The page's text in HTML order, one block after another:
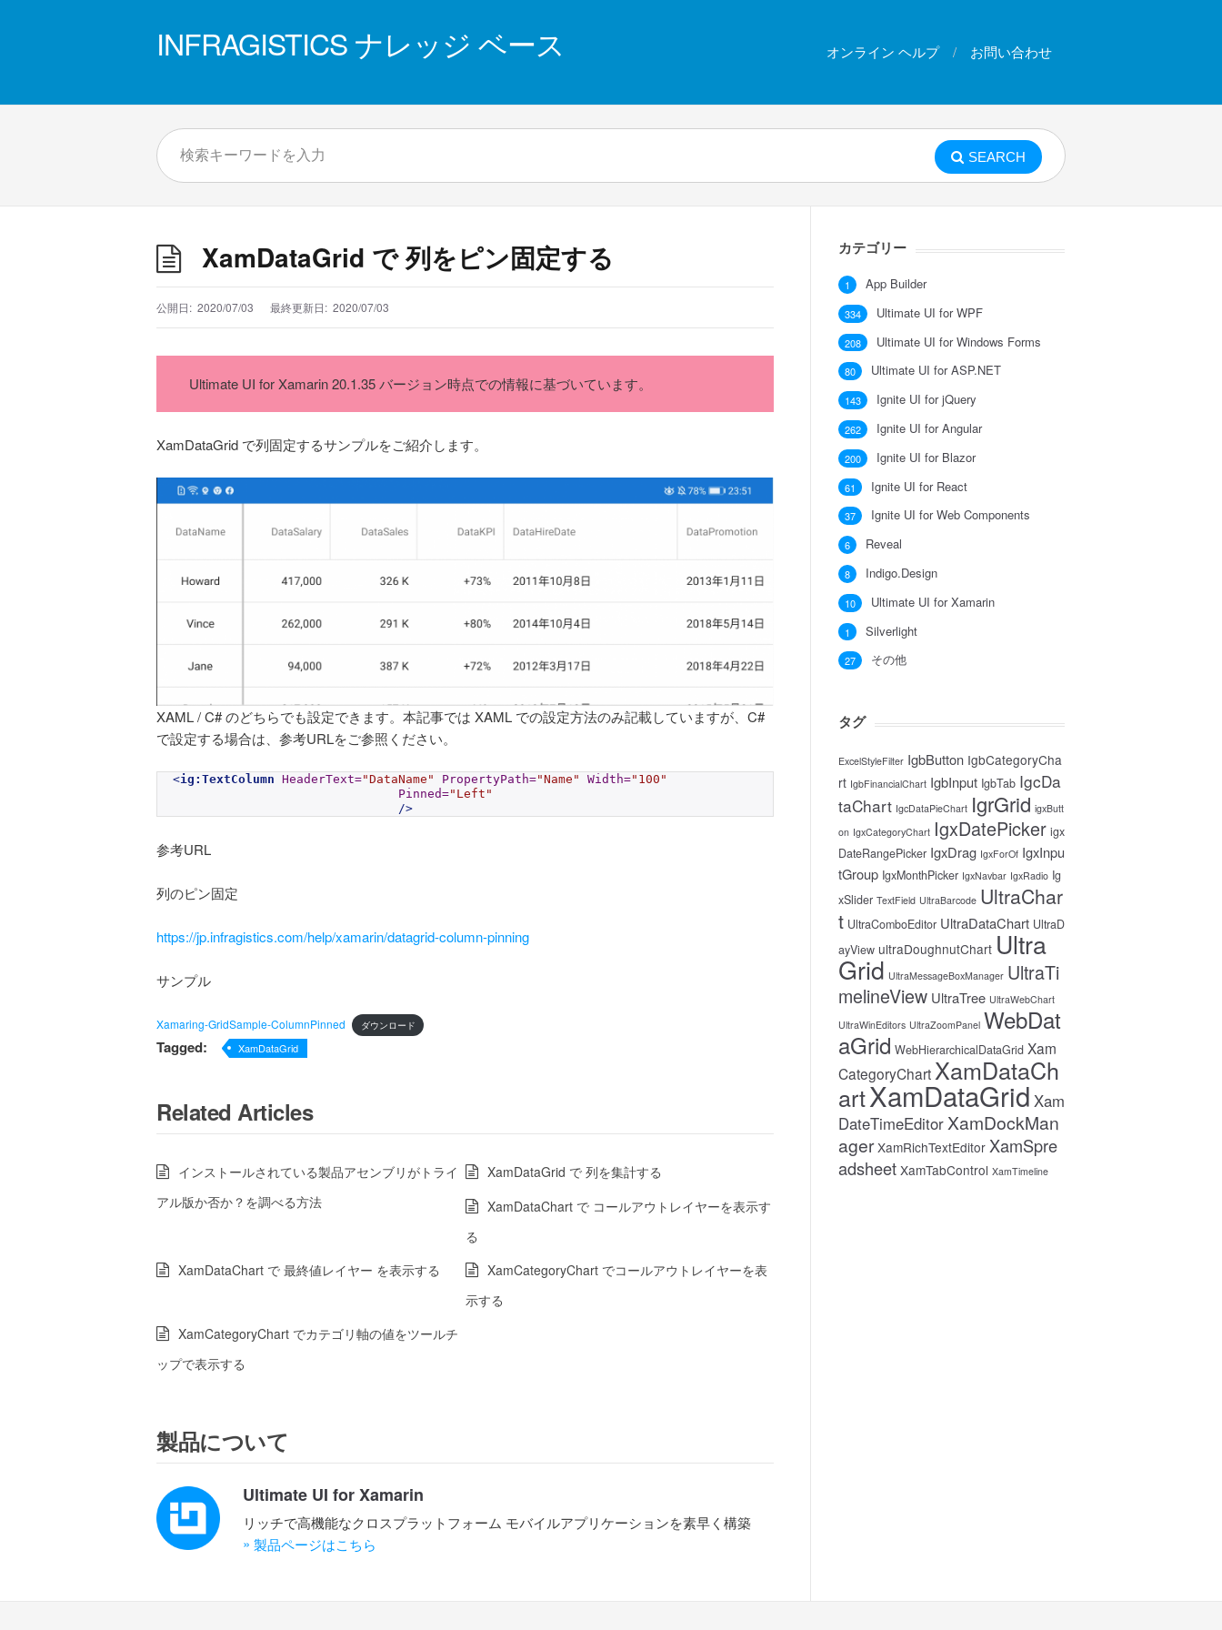
INFRAGISTICS ナレッジ ベース オンライン ヘルプ お問い合わせ
SEARCH
XamDataGrid で 列をピン固定する
公開日: 2020/07/03 最終更新日: 2020/07/03
Ultimate UI for Xamarin 20.1.35 バージョン時点での情報に基づいています。
XamDataGrid で列固定するサンプルをご紹介します。
XAML / C# のどちらでも設定できます。本記事では XAML での設定方法のみ記載していますが、C#
で設定する場合は、参考URLをご参照ください。
<ig:TextColumn HeaderText="DataName" PropertyPath="Name" Width="100"
Pinned="Left"
/>
参考URL
列のピン固定
https://jp.infragistics.com/help/xamarin/datagrid-column-pinning
サンプル
Xamaring-GridSample-ColumnPinned ダウンロード
Tagged: XamDataGrid
Related Articles
インストールされている製品アセンブリがトライ
アル版か否か？を調べる方法
XamDataGrid で 列を集計する
XamDataChart で コールアウトレイヤーを表示す
る
XamDataChart で 最終値レイヤー を表示する
XamCategoryChart でコールアウトレイヤーを表
示する
XamCategoryChart でカテゴリ軸の値をツールチ
ップで表示する
製品について
Ultimate UI for Xamarin
リッチで高機能なクロスプラットフォーム モバイルアプリケーションを素早く構築
» 製品ページはこちら
カテゴリー
App Builder
1
Ultimate UI for WPF
334
Ultimate UI for Windows Forms
208
Ultimate UI for ASP.NET
80
Ignite UI for jQuery
143
Ignite UI for Angular
262
Ignite UI for Blazor
200
Ignite UI for React
61
Ignite UI for Web Components
37
Reveal
6
Indigo.Design
8
Ultimate UI for Xamarin
10
Silverlight
1
その他
27
タグ
ExcelStyleFilter IgbButton IgbCategoryCha
rt IgbFinancialChart IgbInput IgbTab IgcDa
taChart IgcDataPieChart IgrGrid igxButt
on IgxCategoryChart IgxDatePicker igx
DateRangePicker IgxDrag IgxForOf IgxInpu
tGroup IgxMonthPicker IgxNavbar IgxRadio Ig
xSlider TextField UltraBarcode UltraChar
t UltraComboEditor UltraDataChart UltraD
ayView ultraDoughnutChart Ultra
Grid UltraMessageBoxManager UltraTi
melineView UltraTree UltraWebChart
UltraWinEditors UltraZoomPanel WebDat
aGrid WebHierarchicalDataGrid Xam
CategoryChart XamDataCh
artXamDataGrid Xam
DateTimeEditor XamDockMan
ager XamRichTextEditor XamSpre
adsheet XamTabControl XamTimeline